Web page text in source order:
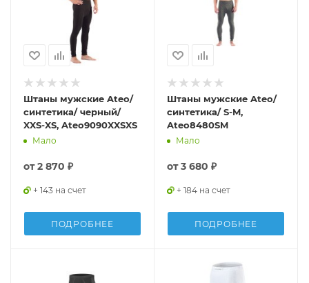
Штаны мужские Ateo/
синтетика/ черный/
XXS-XS, Ateo9090XXSXS
Мало
от2 870 ₽
+ 143 на счет
ПОДРОБНЕЕ
Штаны мужские Ateo/
синтетика/ S-M,
Ateo8480SM
Мало
от3 680 ₽
+ 184 на счет
ПОДРОБНЕЕ